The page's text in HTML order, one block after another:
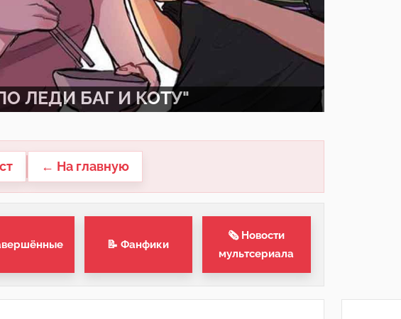
ЛЕДИ БАГ И КОТУ"
← На главную
📝 Фанфики
🗞 Новости
мультсериала